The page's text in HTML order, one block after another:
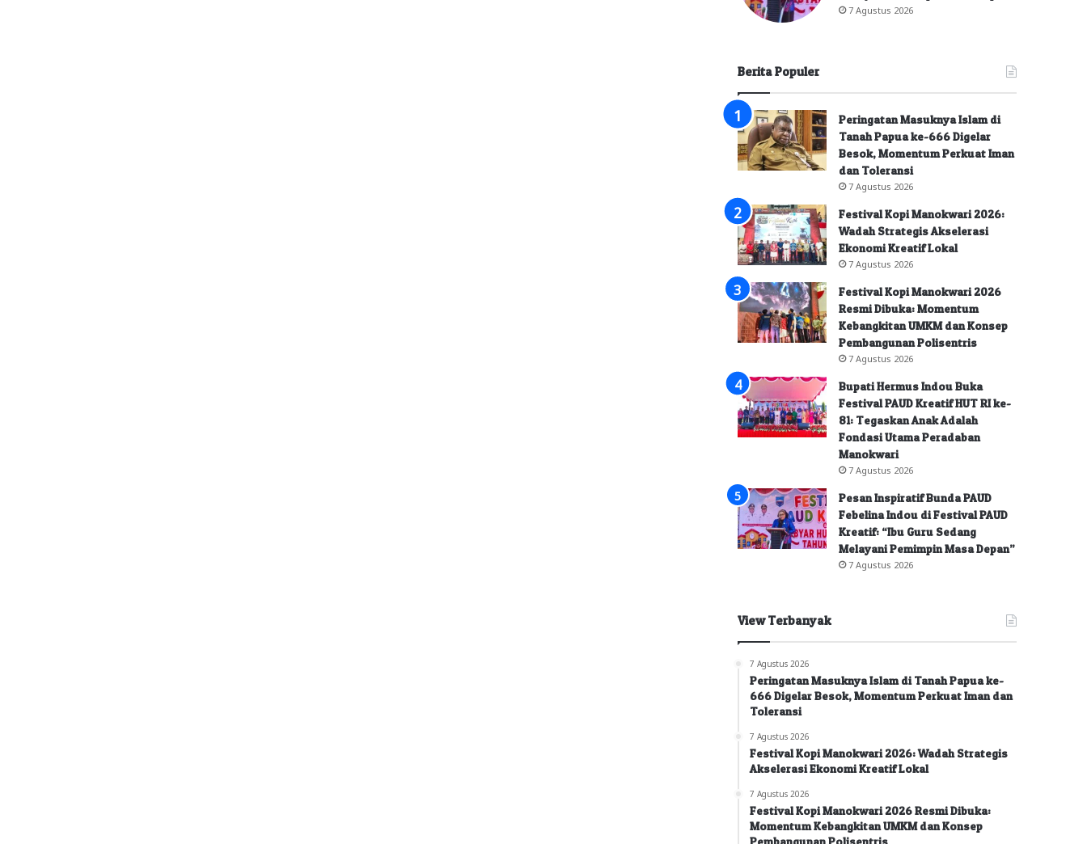
7 Agustus 2026
Berita Populer
Peringatan Masuknya Islam di
Tanah Papua ke-666 Digelar
Besok, Momentum Perkuat Iman
dan Toleransi
7 Agustus 2026
Festival Kopi Manokwari 2026:
Wadah Strategis Akselerasi
Ekonomi Kreatif Lokal
7 Agustus 2026
Festival Kopi Manokwari 2026
Resmi Dibuka: Momentum
Kebangkitan UMKM dan Konsep
Pembangunan Polisentris
7 Agustus 2026
Bupati Hermus Indou Buka
Festival PAUD Kreatif HUT RI ke-
81: Tegaskan Anak Adalah
Fondasi Utama Peradaban
Manokwari
7 Agustus 2026
Pesan Inspiratif Bunda PAUD
Febelina Indou di Festival PAUD
Kreatif: “Ibu Guru Sedang
Melayani Pemimpin Masa Depan”
7 Agustus 2026
View Terbanyak
7 Agustus 2026
Peringatan Masuknya Islam di Tanah Papua ke-
666 Digelar Besok, Momentum Perkuat Iman dan
Toleransi
7 Agustus 2026
Festival Kopi Manokwari 2026: Wadah Strategis
Akselerasi Ekonomi Kreatif Lokal
7 Agustus 2026
Festival Kopi Manokwari 2026 Resmi Dibuka:
Momentum Kebangkitan UMKM dan Konsep
Pembangunan Polisentris